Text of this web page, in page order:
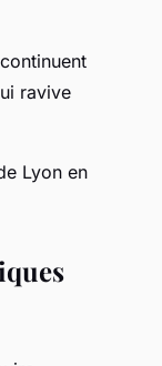
ravive
Lyon en